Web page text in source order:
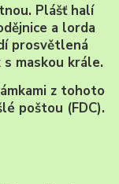
Plášť halí
a lorda
prosvětlená
maskou krále.
z tohoto
poštou (FDC).